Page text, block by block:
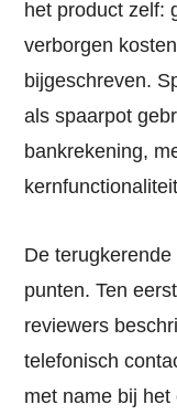
het product zelf:
verborgen
bijgeschreven.
als spaarpot
bankrekening,
De
punten. Ten
reviewers
telefonisch
met name bij